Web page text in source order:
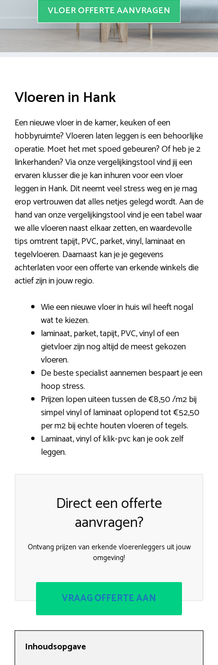
VLOER OFFERTE AANVRAGEN
Vloeren in Hank
Een nieuwe vloer in de kamer, keuken of een
hobbyruimte? Vloeren laten leggen is een behoorlijke
operatie. Moet het met spoed gebeuren? Of heb je 2
linkerhanden? Via onze vergelijkingstool vind jij een
ervaren klusser die je kan inhuren voor een vloer
leggen in Hank. Dit neemt veel stress weg en je mag
erop vertrouwen dat alles netjes gelegd wordt. Aan de
hand van onze vergelijkingstool vind je een tabel waar
we alle vloeren naast elkaar zetten, en waardevolle
tips omtrent tapijt, PVC, parket, vinyl, laminaat en
tegelvloeren. Daarnaast kan je je gegevens
achterlaten voor een offerte van erkende winkels die
actief zijn in jouw regio.
Wie een nieuwe vloer in huis wil heeft nogal
wat te kiezen.
laminaat, parket, tapijt, PVC, vinyl of een
gietvloer zijn nog altijd de meest gekozen
vloeren.
De beste specialist aannemen bespaart je een
hoop stress.
Prijzen lopen uiteen tussen de €8,50 /m2 bij
simpel vinyl of laminaat oplopend tot €52,50
per m2 bij echte houten vloeren of tegels.
Laminaat, vinyl of klik-pvc kan je ook zelf
leggen.
Direct een offerte
aanvragen?
Ontvang prijzen van erkende vloerenleggers uit jouw
omgeving!
VRAAG OFFERTE AAN
Inhoudsopgave